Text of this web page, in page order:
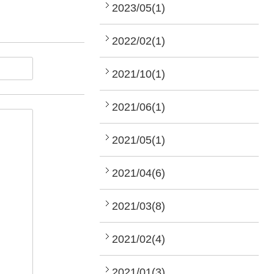
2023/05(1)
2022/02(1)
2021/10(1)
2021/06(1)
2021/05(1)
2021/04(6)
2021/03(8)
2021/02(4)